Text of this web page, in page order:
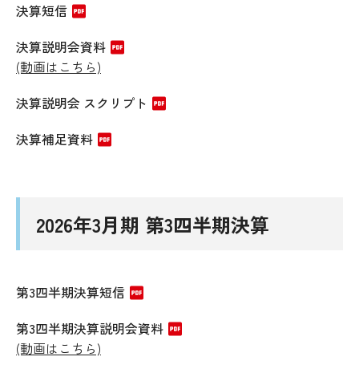
決算短信
決算説明会資料
(動画はこちら)
決算説明会 スクリプト
決算補足資料
2026年3月期 第3四半期決算
第3四半期決算短信
第3四半期決算説明会資料
(動画はこちら)